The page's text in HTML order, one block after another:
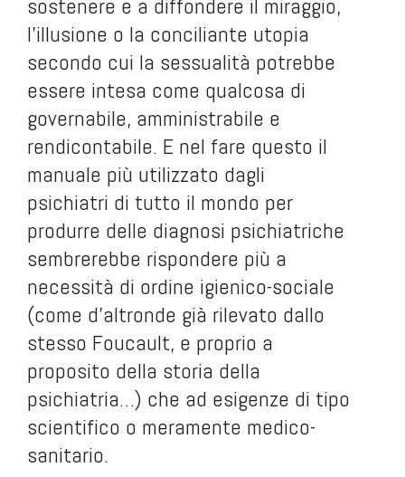
sostenere e a diffondere il miraggio,
l’illusione o la conciliante utopia
secondo cui la sessualità potrebbe
essere intesa come qualcosa di
governabile, amministrabile e
rendicontabile. E nel fare questo il
manuale più utilizzato dagli
psichiatri di tutto il mondo per
produrre delle diagnosi psichiatriche
sembrerebbe rispondere più a
necessità di ordine igienico-sociale
(come d’altronde già rilevato dallo
stesso Foucault, e proprio a
proposito della storia della
psichiatria…) che ad esigenze di tipo
scientifico o meramente medico-
sanitario.